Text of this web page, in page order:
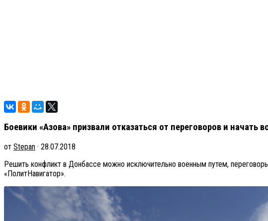
Боевики «Азова» призвали отказаться от переговоров и начать
от Stepan · 28.07.2018
Решить конфликт в Донбассе можно исключительно военным путем,
«ПолитНавигатор».